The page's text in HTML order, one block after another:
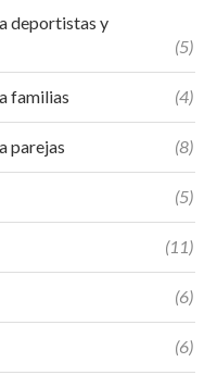
deportistas y
(5)
familias (4)
parejas (8)
(5)
(11)
(6)
(6)